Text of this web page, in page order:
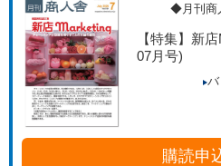
◆月刊商
【特集】新
07月号)
バ
購読申